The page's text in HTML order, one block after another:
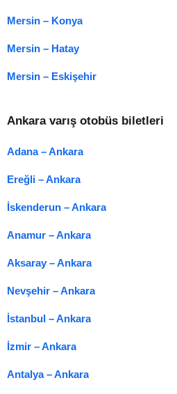
Mersin – Konya
Mersin – Hatay
Mersin – Eskişehir
Ankara varış otobüs biletleri
Adana – Ankara
Ereğli – Ankara
İskenderun – Ankara
Anamur – Ankara
Aksaray – Ankara
Nevşehir – Ankara
İstanbul – Ankara
İzmir – Ankara
Antalya – Ankara